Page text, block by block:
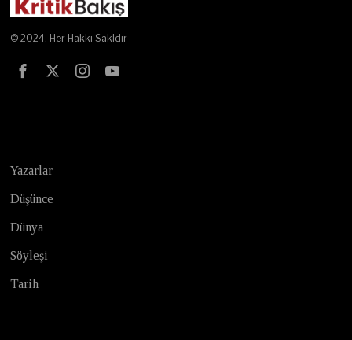
© 2024. Her Hakkı Sakldır
Yazarlar
Düşünce
Dünya
Söyleşi
Tarih